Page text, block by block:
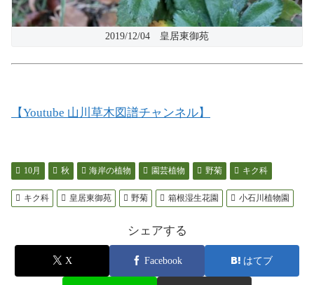
2019/12/04 皇居東御苑
【Youtube 山川草木図譜チャンネル】
10月 秋 海岸の植物 園芸植物 野菊 キク科
キク科 皇居東御苑 野菊 箱根湿生花園 小石川植物園
シェアする
X Facebook はてブ